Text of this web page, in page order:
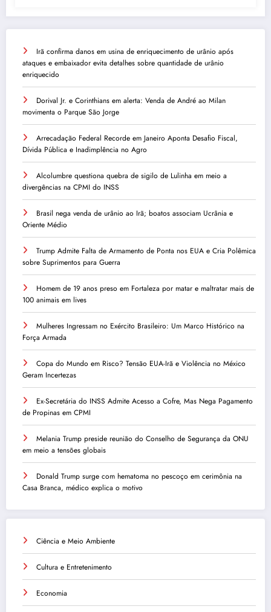
Irã confirma danos em usina de enriquecimento de urânio após
ataques e embaixador evita detalhes sobre quantidade de urânio
enriquecido
Dorival Jr. e Corinthians em alerta: Venda de André ao Milan
movimenta o Parque São Jorge
Arrecadação Federal Recorde em Janeiro Aponta Desafio Fiscal,
Dívida Pública e Inadimplência no Agro
Alcolumbre questiona quebra de sigilo de Lulinha em meio a
divergências na CPMI do INSS
Brasil nega venda de urânio ao Irã; boatos associam Ucrânia e
Oriente Médio
Trump Admite Falta de Armamento de Ponta nos EUA e Cria Polêmica
sobre Suprimentos para Guerra
Homem de 19 anos preso em Fortaleza por matar e maltratar mais de
100 animais em lives
Mulheres Ingressam no Exército Brasileiro: Um Marco Histórico na
Força Armada
Copa do Mundo em Risco? Tensão EUA-Irã e Violência no México
Geram Incertezas
Ex-Secretária do INSS Admite Acesso a Cofre, Mas Nega Pagamento
de Propinas em CPMI
Melania Trump preside reunião do Conselho de Segurança da ONU
em meio a tensões globais
Donald Trump surge com hematoma no pescoço em cerimônia na
Casa Branca, médico explica o motivo
Ciência e Meio Ambiente
Cultura e Entretenimento
Economia